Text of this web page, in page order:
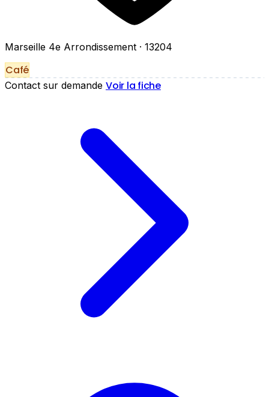
Marseille 4e Arrondissement · 13204
Café
Contact sur demande Voir la fiche